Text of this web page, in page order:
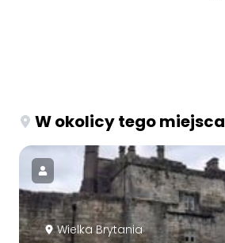
W okolicy tego miejsca
Wielka Brytania